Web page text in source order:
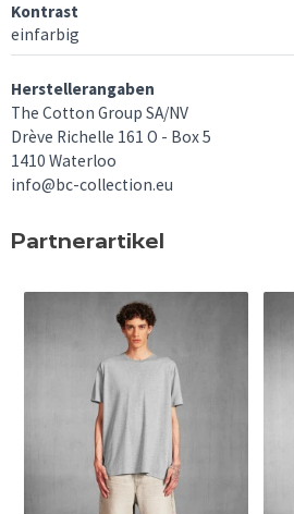
Kontrast
einfarbig
Herstellerangaben
The Cotton Group SA/NV
Drève Richelle 161 O - Box 5
1410 Waterloo
info@bc-collection.eu
Partnerartikel